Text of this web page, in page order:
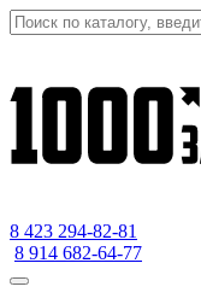
8 423 294-82-81
8 914 682-64-77